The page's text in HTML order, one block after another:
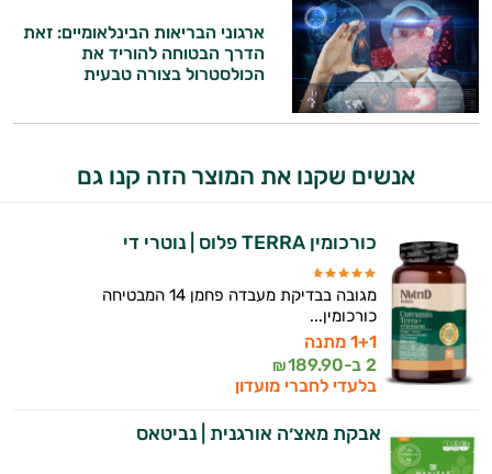
ארגוני הבריאות הבינלאומיים: זאת
הדרך הבטוחה להוריד את
הכולסטרול בצורה טבעית
אנשים שקנו את המוצר הזה קנו גם
כורכומין TERRA פלוס | נוטרי די
מגובה בבדיקת מעבדה פחמן 14 המבטיחה
כורכומין...
1+1 מתנה
2 ב-
189.90
₪
בלעדי לחברי מועדון
אבקת מאצ׳ה אורגנית | נביטאס
ותזונת הספורט.
אני כאן כדי לעזור לך להתאים את תוספי
התזונה ומוצרי הבריאות המדויקים למטרות
ולמצב הגופני שלך, ולהסביר לך אילו רכיבים
אישיות מבוססות מדעית.
זה הזמן להתחיל. איך אוכל לעזור?